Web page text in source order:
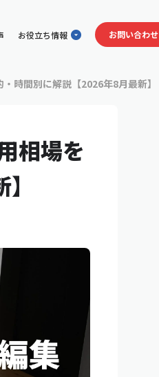
お役立ち情報 お問い合わせ
時間別に解説【2026年8月最新】
相場を